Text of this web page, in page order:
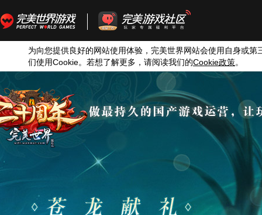
为向您提供良好的网站使用体验，完美世界网站会使用自身或第
们使用Cookie。若想了解更多，请阅读我们的Cookie政策。